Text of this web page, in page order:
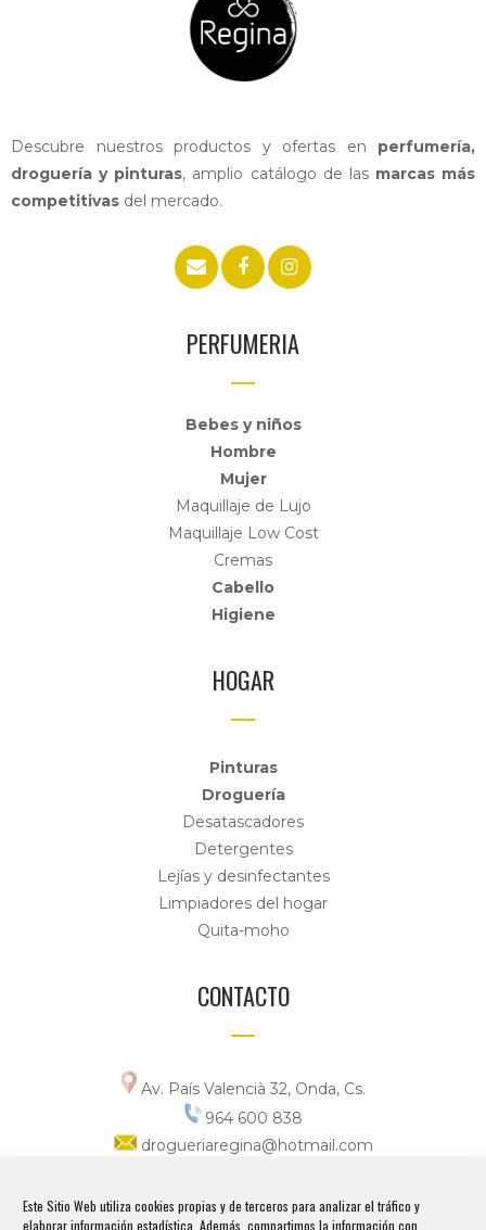
Este Sitio Web utiliza cookies propias y de terceros para analizar el tráfico y
elaborar información estadística. Además, compartimos la información con
Descubre nuestros productos y ofertas en perfumería,
droguería y pinturas, amplio catálogo de las marcas más
competitivas del mercado.
PERFUMERIA
Bebes y niños
Hombre
Mujer
Maquillaje de Lujo
Maquillaje Low Cost
Cremas
Cabello
Higiene
HOGAR
Pinturas
Droguería
Desatascadores
Detergentes
Lejías y desinfectantes
Limpiadores del hogar
Quita-moho
CONTACTO
Av. País Valencià 32, Onda, Cs.
964 600 838
drogueriaregina@hotmail.com
Horario